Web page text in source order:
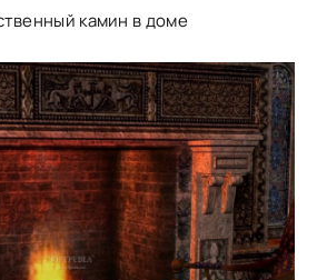
камин в доме